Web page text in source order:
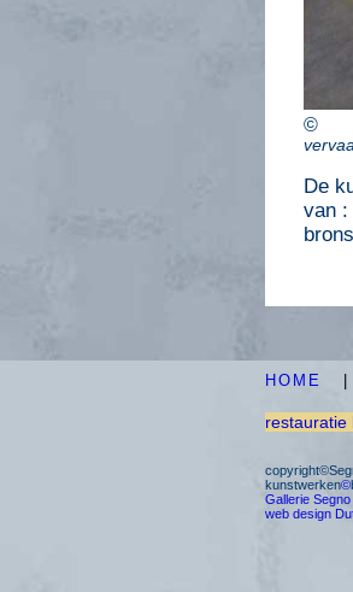
©
De
van :
HOME
restauratie
kunstwerken©
Gallerie
web design